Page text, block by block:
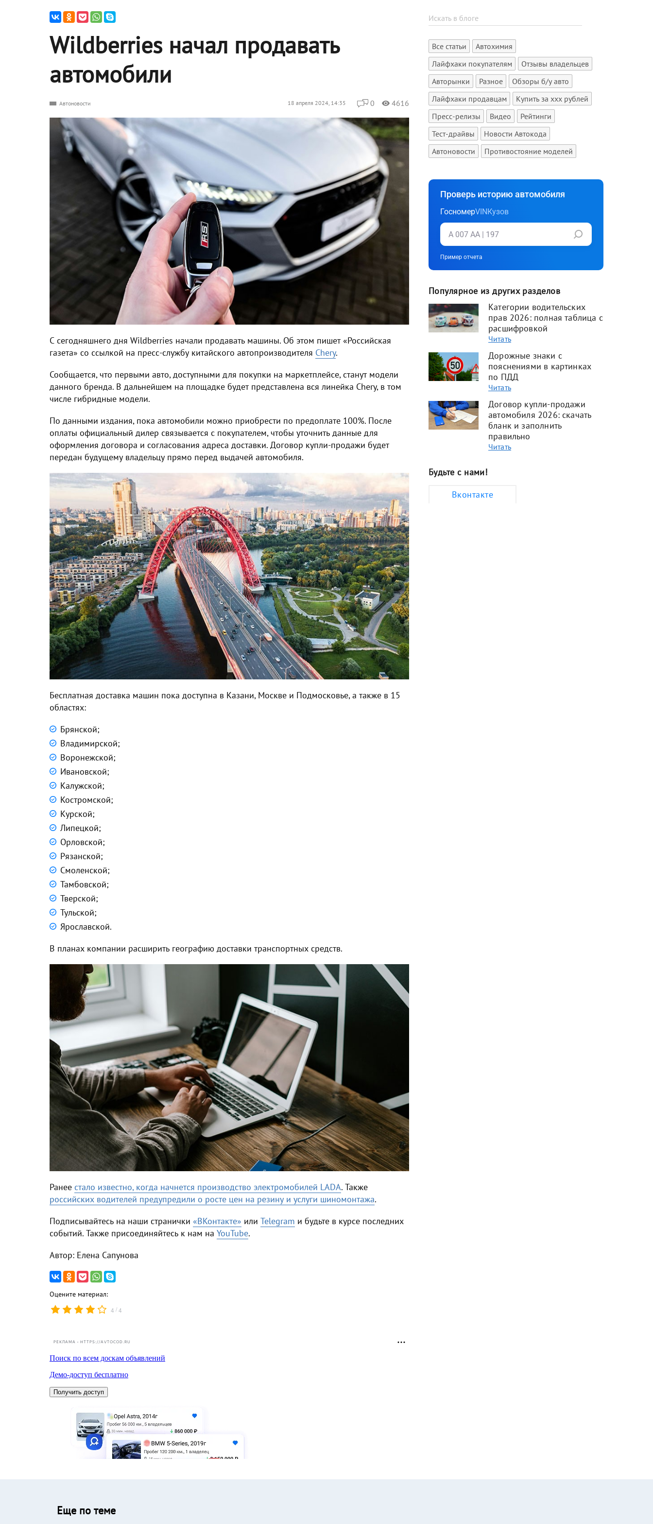
Wildberries начал продавать
автомобили
Автоновости 18 апреля 2024, 14:35 0 4616
С сегодняшнего дня Wildberries начали продавать машины. Об этом пишет «Российская
газета» со ссылкой на пресс-службу китайского автопроизводителя Chery.
Сообщается, что первыми авто, доступными для покупки на маркетплейсе, станут модели
данного бренда. В дальнейшем на площадке будет представлена вся линейка Chery, в том
числе гибридные модели.
По данными издания, пока автомобили можно приобрести по предоплате 100%. После
оплаты официальный дилер связывается с покупателем, чтобы уточнить данные для
оформления договора и согласования адреса доставки. Договор купли-продажи будет
передан будущему владельцу прямо перед выдачей автомобиля.
Бесплатная доставка машин пока доступна в Казани, Москве и Подмосковье, а также в 15
областях:
Брянской;
Владимирской;
Воронежской;
Ивановской;
Калужской;
Костромской;
Курской;
Липецкой;
Орловской;
Рязанской;
Смоленской;
Тамбовской;
Тверской;
Тульской;
Ярославской.
В планах компании расширить географию доставки транспортных средств.
Ранее стало известно, когда начнется производство электромобилей LADA. Также
российских водителей предупредили о росте цен на резину и услуги шиномонтажа.
Подписывайтесь на наши странички «ВКонтакте» или Telegram и будьте в курсе последних
событий. Также присоединяйтесь к нам на YouTube.
Автор: Елена Сапунова
Оцените материал:
4 /4
РЕКЛАМА • HTTPS://AVTOCOD.RU
Все статьи
Автохимия
Лайфхаки покупателям
Отзывы владельцев
Авторынки
Разное
Обзоры б/у авто
Лайфхаки продавцам
Купить за xxx рублей
Пресс-релизы
Видео
Рейтинги
Тест-драйвы
Новости Автокода
Автоновости
Противостояние моделей
Проверь историю автомобиля
ГосномерVINКузов
Пример отчета
Популярное из других разделов
Категории водительских
прав 2026: полная таблица с
расшифровкой
Читать
Дорожные знаки с
пояснениями в картинках
по ПДД
Читать
Договор купли-продажи
автомобиля 2026: скачать
бланк и заполнить
правильно
Читать
Будьте с нами!
Вконтакте
Еще по теме